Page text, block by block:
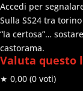
Accedi per
Sulla SS24 tra
“la certosa”…
castorama.
Valuta questo
★ 0,00 (0 voti)